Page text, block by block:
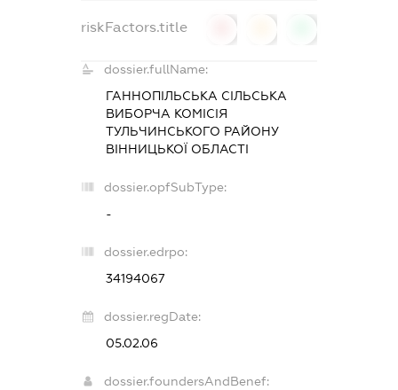
riskFactors.title
dossier.fullName:
ГАННОПІЛЬСЬКА СІЛЬСЬКА
ВИБОРЧА КОМІСІЯ
ТУЛЬЧИНСЬКОГО РАЙОНУ
ВІННИЦЬКОЇ ОБЛАСТІ
dossier.opfSubType:
-
dossier.edrpo:
34194067
dossier.regDate:
05.02.06
dossier.foundersAndBenef: